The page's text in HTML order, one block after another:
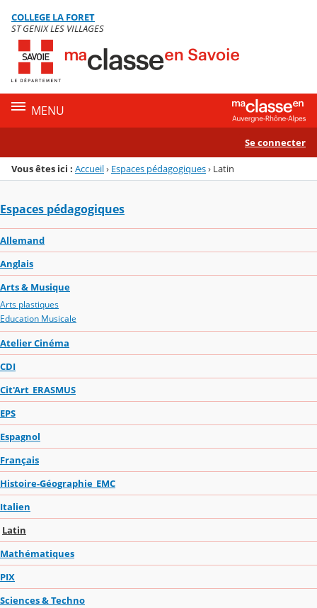
Menu de la rubrique
Contenu
COLLEGE LA FORET
ST GENIX LES VILLAGES
MENU
Se connecter
Vous êtes ici : Accueil› Espaces pédagogiques› Latin
Espaces pédagogiques
Allemand
Anglais
Arts & Musique
Arts plastiques
Education Musicale
Atelier Cinéma
CDI
Cit'Art_ERASMUS
EPS
Espagnol
Français
Histoire-Géographie_EMC
Italien
Latin
Mathématiques
PIX
Sciences & Techno